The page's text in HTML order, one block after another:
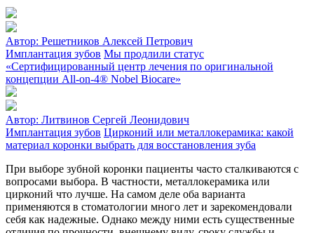
Автор: Решетников Алексей Петрович
Имплантация зубов Мы продлили статус
«Сертифицированный центр лечения по оригинальной
концепции All-on-4® Nobel Biocare»
Автор: Литвинов Сергей Леонидович
Имплантация зубов Цирконий или металлокерамика: какой
материал коронки выбрать для восстановления зуба
При выборе зубной коронки пациенты часто сталкиваются с
вопросами выбора. В частности, металлокерамика или
цирконий что лучше. На самом деле оба варианта
применяются в стоматологии много лет и зарекомендовали
себя как надежные. Однако между ними есть существенные